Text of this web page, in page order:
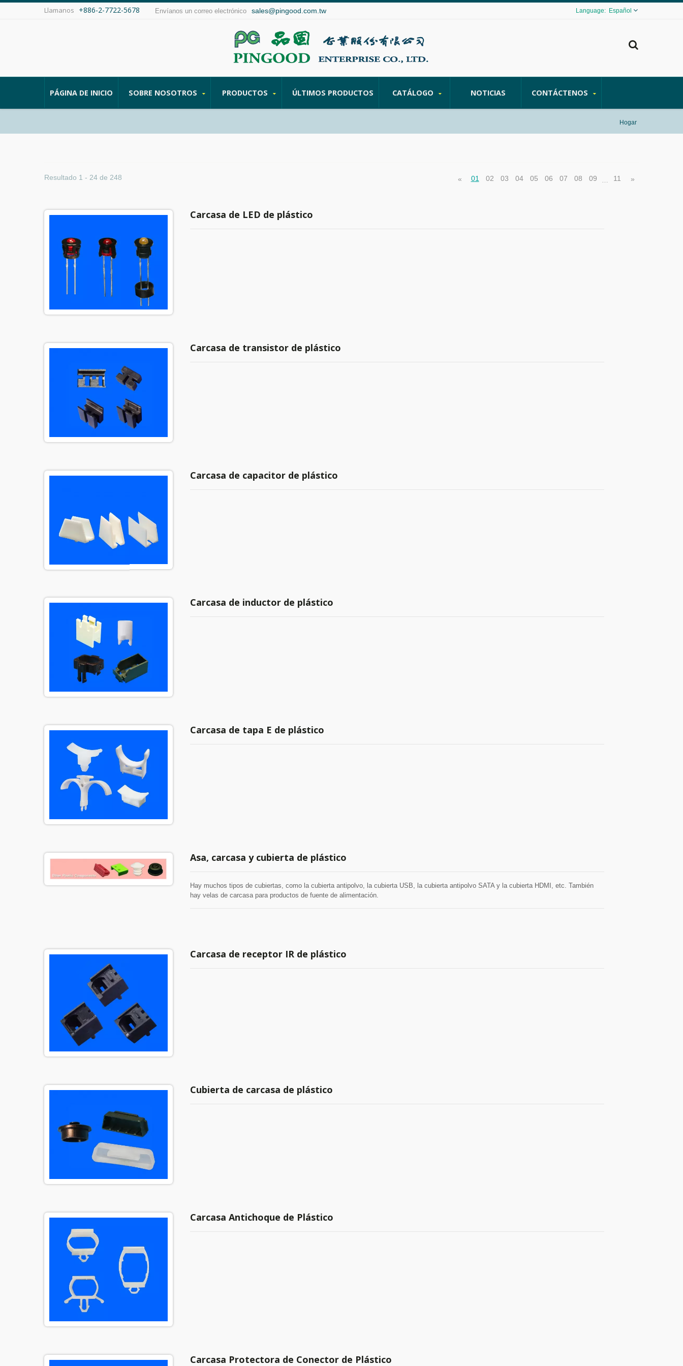
Llamanos +886-2-7722-5678 Envíanos un correo electrónico sales@pingood.com.tw Español
PÁGINA DE INICIO SOBRE NOSOTROS PRODUCTOS ÚLTIMOS PRODUCTOS CATÁLOGO NOTICIAS CONTÁCTENOS
Hogar
Resultado 1 - 24 de 248 « 01 02 03 04 05 06 07 08 09 … 11 »
Carcasa de LED de plástico
Carcasa de transistor de plástico
Carcasa de capacitor de plástico
Carcasa de inductor de plástico
Carcasa de tapa E de plástico
Asa, carcasa y cubierta de plástico
Hay muchos tipos de cubiertas, como la cubierta antipolvo, la cubierta USB, la cubierta antipolvo SATA y la cubierta HDMI, etc. También
hay velas de carcasa para productos de fuente de alimentación.
Carcasa de receptor IR de plástico
Cubierta de carcasa de plástico
Carcasa Antichoque de Plástico
Carcasa Protectora de Conector de Plástico